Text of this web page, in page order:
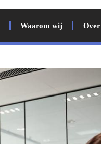
Waarom wij Over